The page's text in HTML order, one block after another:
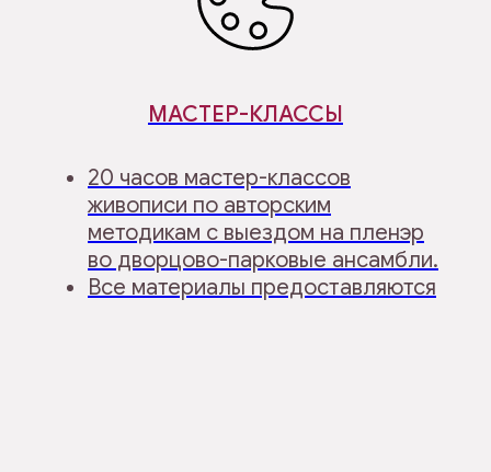
МАСТЕР-КЛАССЫ
20 часов мастер-классов
живописи по авторским
методикам с выездом на пленэр
во дворцово-парковые ансамбли.
Все материалы предоставляются